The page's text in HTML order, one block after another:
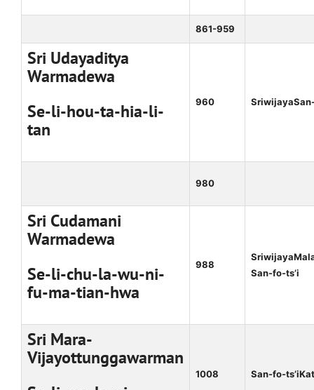
861-959
Sri Udayaditya
Warmadewa
Se-li-hou-ta-hia-li-
tan
960
980
Sri Cudamani
Warmadewa
Se-li-chu-la-wu-ni-
fu-ma-tian-hwa
988
San-fo-ts’i
Sri Mara-
Vijayottunggawarman
1008 San-fo-